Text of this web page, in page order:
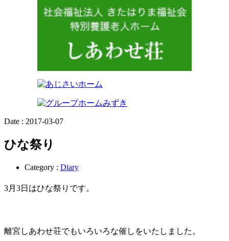
Date : 2017-03-07
ひな祭り
Category : Diary
3月3日はひな祭りです。
離宮しあわせ荘でもいろいろな催しをいたしました。